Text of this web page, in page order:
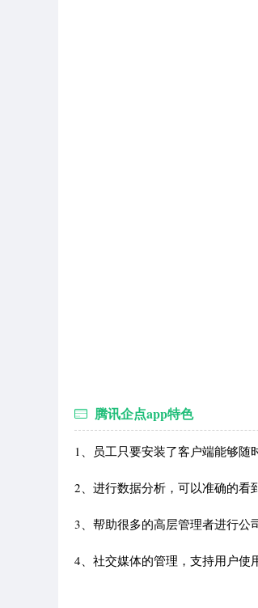
腾讯企点app特色
1、员工只要安装了客户端能够随
2、进行数据分析，可以准确的看
3、帮助很多的高层管理者进行公
4、社交媒体的管理，支持用户使